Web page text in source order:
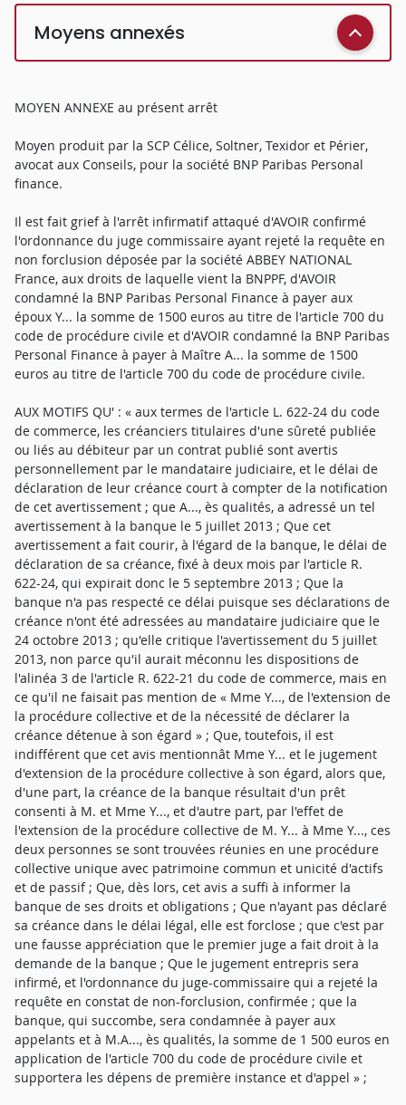
Moyens annexés
MOYEN ANNEXE au présent arrêt
Moyen produit par la SCP Célice, Soltner, Texidor et Périer,
avocat aux Conseils, pour la société BNP Paribas Personal
finance.
Il est fait grief à l'arrêt infirmatif attaqué d'AVOIR confirmé
l'ordonnance du juge commissaire ayant rejeté la requête en
non forclusion déposée par la société ABBEY NATIONAL
France, aux droits de laquelle vient la BNPPF, d'AVOIR
condamné la BNP Paribas Personal Finance à payer aux
époux Y... la somme de 1500 euros au titre de l'article 700 du
code de procédure civile et d'AVOIR condamné la BNP Paribas
Personal Finance à payer à Maître A... la somme de 1500
euros au titre de l'article 700 du code de procédure civile.
AUX MOTIFS QU' : « aux termes de l'article L. 622-24 du code
de commerce, les créanciers titulaires d'une sûreté publiée
ou liés au débiteur par un contrat publié sont avertis
personnellement par le mandataire judiciaire, et le délai de
déclaration de leur créance court à compter de la notification
de cet avertissement ; que A..., ès qualités, a adressé un tel
avertissement à la banque le 5 juillet 2013 ; Que cet
avertissement a fait courir, à l'égard de la banque, le délai de
déclaration de sa créance, fixé à deux mois par l'article R.
622-24, qui expirait donc le 5 septembre 2013 ; Que la
banque n'a pas respecté ce délai puisque ses déclarations de
créance n'ont été adressées au mandataire judiciaire que le
24 octobre 2013 ; qu'elle critique l'avertissement du 5 juillet
2013, non parce qu'il aurait méconnu les dispositions de
l'alinéa 3 de l'article R. 622-21 du code de commerce, mais en
ce qu'il ne faisait pas mention de « Mme Y..., de l'extension de
la procédure collective et de la nécessité de déclarer la
créance détenue à son égard » ; Que, toutefois, il est
indifférent que cet avis mentionnât Mme Y... et le jugement
d'extension de la procédure collective à son égard, alors que,
d'une part, la créance de la banque résultait d'un prêt
consenti à M. et Mme Y..., et d'autre part, par l'effet de
l'extension de la procédure collective de M. Y... à Mme Y..., ces
deux personnes se sont trouvées réunies en une procédure
collective unique avec patrimoine commun et unicité d'actifs
et de passif ; Que, dès lors, cet avis a suffi à informer la
banque de ses droits et obligations ; Que n'ayant pas déclaré
sa créance dans le délai légal, elle est forclose ; que c'est par
une fausse appréciation que le premier juge a fait droit à la
demande de la banque ; Que le jugement entrepris sera
infirmé, et l'ordonnance du juge-commissaire qui a rejeté la
requête en constat de non-forclusion, confirmée ; que la
banque, qui succombe, sera condamnée à payer aux
appelants et à M.A..., ès qualités, la somme de 1 500 euros en
application de l'article 700 du code de procédure civile et
supportera les dépens de première instance et d'appel » ;